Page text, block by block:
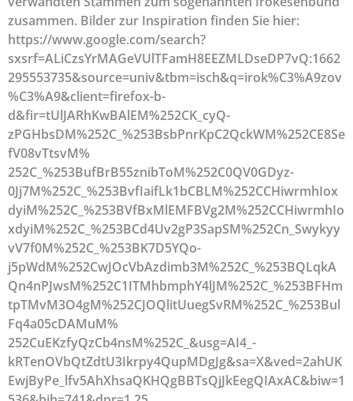
zusammen. Bilder zur Inspiration finden Sie hier:
https://www.google.com/search?
sxsrf=ALiCzsYrMAGeVUlTFamH8EEZMLDseDP7vQ:1662
295553735&source=univ&tbm=isch&q=irok%C3%A9zov
%C3%A9&client=firefox-b-
d&fir=tUlJARhKwBAlEM%252CK_cyQ-
zPGHbsDM%252C_%253BsbPnrKpC2QckWM%252CE8Se
fV08vTtsvM%
252C_%253BufBrB55znibToM%252C0QV0GDyz-
0Jj7M%252C_%253BvfIaifLk1bCBLM%252CCHiwrmhIox
dyiM%252C_%253BVfBxMlEMFBVg2M%252CCHiwrmhIo
xdyiM%252C_%253BCd4Uv2gP3SapSM%252Cn_Swykyy
vV7f0M%252C_%253BK7D5YQo-
j5pWdM%252CwJOcVbAzdimb3M%252C_%253BQLqkA
Qn4nPJwsM%252C1ITMhbmphY4lJM%252C_%253BFHm
tpTMvM3O4gM%252CJOQlitUuegSvRM%252C_%253Bul
Fq4a05cDAMuM%
252CuEKzfyQzCb4nsM%252C_&usg=AI4_-
kRTenOVbQtZdtU3Ikrpy4QupMDgJg&sa=X&ved=2ahUK
EwjByPe_lfv5AhXhsaQKHQgBBTsQjJkEegQIAxAC&biw=1